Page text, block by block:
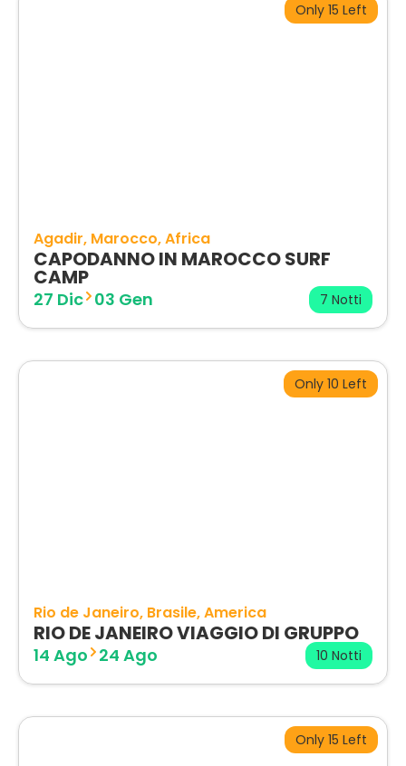
Only 15 Left
Agadir Marocco Africa
CAPODANNO IN MAROCCO SURF
CAMP
27 Dic 03 Gen 7 Notti
Only 10 Left
Rio de Janeiro Brasile America
RIO DE JANEIRO VIAGGIO DI GRUPPO
14 Ago 24 Ago 10 Notti
Only 15 Left